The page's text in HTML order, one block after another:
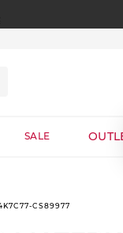
SALE
CS89977